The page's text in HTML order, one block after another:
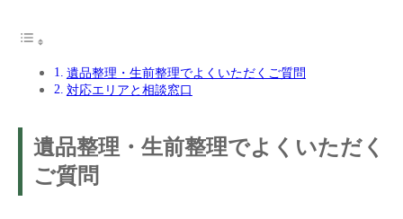
遺品整理・生前整理でよくいただくご質問
対応エリアと相談窓口
遺品整理・生前整理でよくいただく
ご質問